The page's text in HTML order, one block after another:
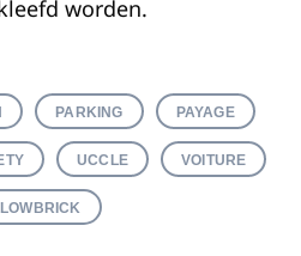
worden.
PARKING PAYAGE
UCCLE VOITURE